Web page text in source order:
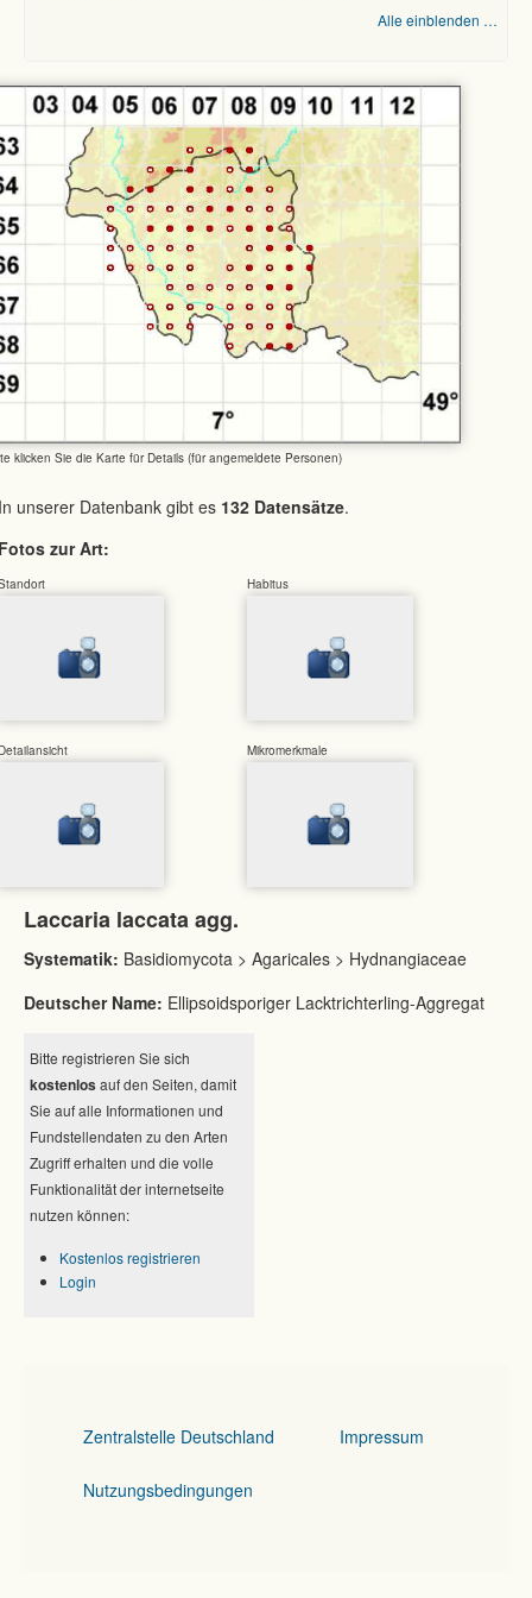
Alle einblenden …
klicken Sie die Karte für Details (für angemeldete Personen)
unserer Datenbank gibt es 132 Datensätze.
zur Art:
Habitus
Mikromerkmale
Laccaria laccata agg.
Systematik: Basidiomycota > Agaricales > Hydnangiaceae
Deutscher Name: Ellipsoidsporiger Lacktrichterling-Aggregat
Bitte registrieren Sie sich
kostenlos auf den Seiten, damit
Sie auf alle Informationen und
Fundstellendaten zu den Arten
Zugriff erhalten und die volle
Funktionalität der internetseite
nutzen können:
Kostenlos registrieren
Login
Zentralstelle Deutschland Impressum
Nutzungsbedingungen